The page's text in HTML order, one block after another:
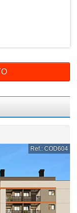
Ref.: COD604